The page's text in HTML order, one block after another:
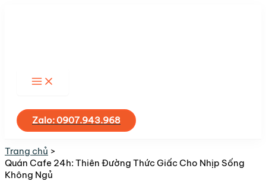
kiếmZalo: 0907.943.968
Trang chủ
Quán Cafe 24h: Thiên Đường Thức Giấc Cho Nhịp Sống
Không Ngủ